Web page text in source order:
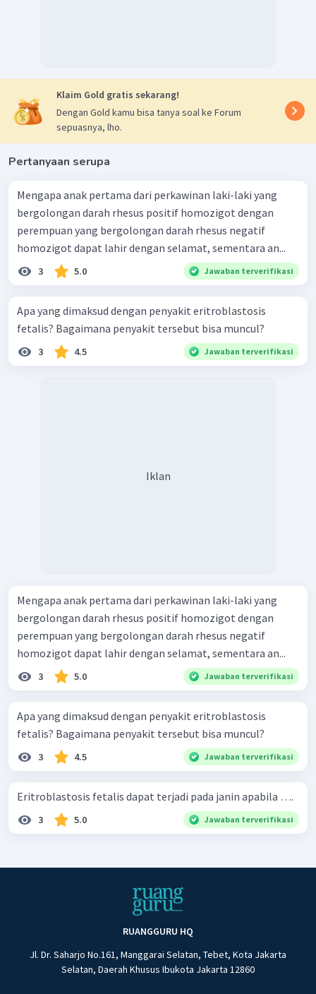
Klaim Gold gratis sekarang!
Dengan Gold kamu bisa tanya soal ke Forum
sepuasnya, lho.
Pertanyaan serupa
Mengapa anak pertama dari perkawinan laki-laki yang
bergolongan darah rhesus positif homozigot dengan
perempuan yang bergolongan darah rhesus negatif
homozigot dapat lahir dengan selamat, sementara an...
3 5.0 Jawaban terverifikasi
Apa yang dimaksud dengan penyakit eritroblastosis
fetalis? Bagaimana penyakit tersebut bisa muncul?
3 4.5 Jawaban terverifikasi
Iklan
Mengapa anak pertama dari perkawinan laki-laki yang
bergolongan darah rhesus positif homozigot dengan
perempuan yang bergolongan darah rhesus negatif
homozigot dapat lahir dengan selamat, sementara an...
3 5.0 Jawaban terverifikasi
Apa yang dimaksud dengan penyakit eritroblastosis
fetalis? Bagaimana penyakit tersebut bisa muncul?
3 4.5 Jawaban terverifikasi
Eritroblastosis fetalis dapat terjadi pada janin apabila ….
3 5.0 Jawaban terverifikasi
RUANGGURU HQ
Jl. Dr. Saharjo No.161, Manggarai Selatan, Tebet, Kota Jakarta
Selatan, Daerah Khusus Ibukota Jakarta 12860